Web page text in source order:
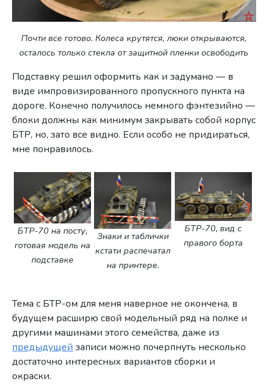
Почти все готово. Колеса крутятся, люки открываются,
осталось только стекла от защитной пленки освободить
Подставку решил оформить как и задумано — в
виде импровизированного пропускного пункта на
дороге. Конечно получилось немного фэнтезийно —
блоки должны как минимум закрывать собой корпус
БТР, но, зато все видно. Если особо не придираться,
мне понравилось.
БТР-70 на посту,
готовая модель на
подставке
Знаки и таблички
кстати распечатал
на принтере.
БТР-70, вид с
правого борта
Тема с БТР-ом для меня наверное не окончена, в
будущем расширю свой модельный ряд на полке и
другими машинами этого семейства, даже из
предыдущейзаписи можно почерпнуть несколько
достаточно интересных вариантов сборки и
окраски.